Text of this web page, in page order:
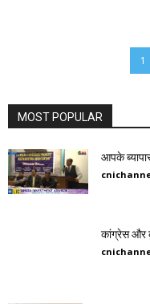
1
MOST POPULAR
आपके
कांग्रेस और